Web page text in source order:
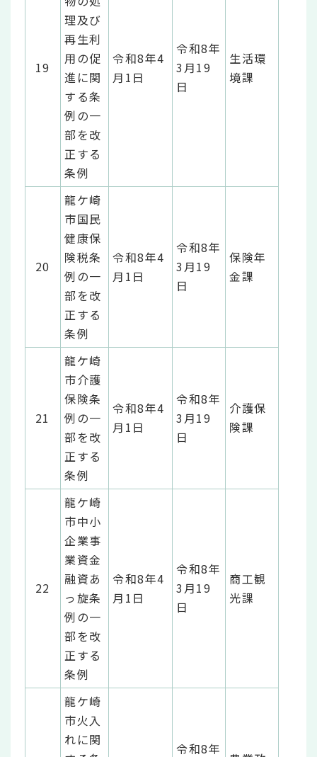
19
理及び
再生利
用の促
進に関
する条
例の一
部を改
正する
条例
令和8年4
月1日
令和8年
3月19
日
生活環
境課
20
龍ケ崎
市国民
健康保
険税条
例の一
部を改
正する
条例
令和8年4
月1日
令和8年
3月19
日
保険年
金課
21
龍ケ崎
市介護
保険条
例の一
部を改
正する
条例
令和8年4
月1日
令和8年
3月19
日
介護保
険課
22
龍ケ崎
市中小
企業事
業資金
融資あ
っ旋条
例の一
部を改
正する
条例
令和8年4
月1日
令和8年
3月19
日
商工観
光課
龍ケ崎
市火入
れに関
令和8年